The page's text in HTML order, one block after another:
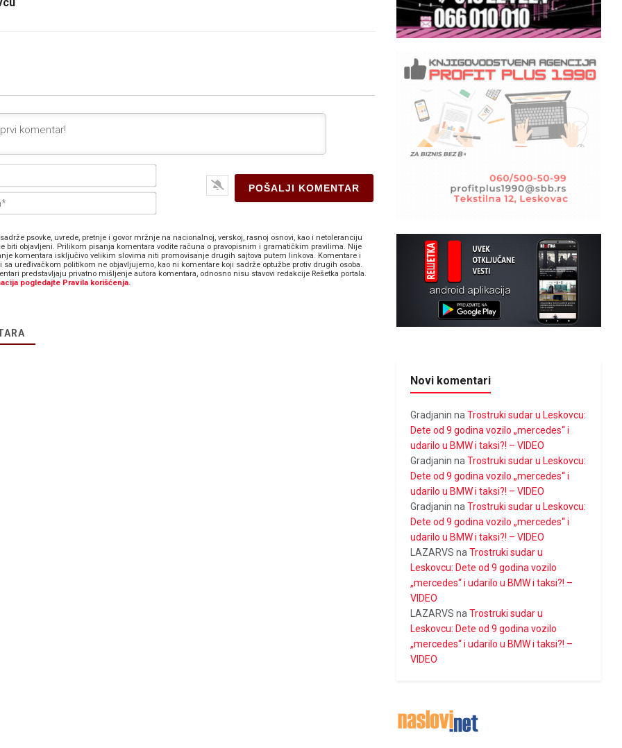
Ime*
E-
psovke, uvrede, pretnje i govor mržnje na nacionalnoj, verskoj, rasnoj osnovi, kao i netoleranciju
biti objavljeni. Prilikom pisanja komentara vodite računa o pravopisnim i gramatičkim pravilima. Nije
komentara isključivo velikim slovima niti promovisanje drugih sajtova putem linkova. Komentare i
sa uređivačkom politikom ne objavljujemo, kao ni komentare koji sadrže optužbe protiv drugih osoba.
predstavljaju privatno mišljenje autora komentara, odnosno nisu stavovi redakcije Rešetka portala.
pogledajte Pravila korišćenja.
Novi komentari
Gradjanin naTrostruki sudar u Leskovcu:
Dete od 9 godina vozilo „mercedes“ i
udarilo u BMW i taksi?! – VIDEO
Gradjanin naTrostruki sudar u Leskovcu:
Dete od 9 godina vozilo „mercedes“ i
udarilo u BMW i taksi?! – VIDEO
Gradjanin naTrostruki sudar u Leskovcu:
Dete od 9 godina vozilo „mercedes“ i
udarilo u BMW i taksi?! – VIDEO
LAZARVS naTrostruki sudar u
Leskovcu: Dete od 9 godina vozilo
„mercedes“ i udarilo u BMW i taksi?! –
VIDEO
LAZARVS naTrostruki sudar u
Leskovcu: Dete od 9 godina vozilo
„mercedes“ i udarilo u BMW i taksi?! –
VIDEO